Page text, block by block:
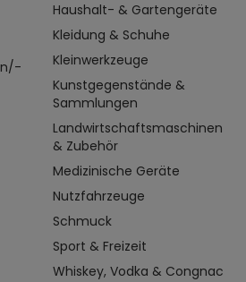
Haushalt- & Gartengeräte
Kleidung & Schuhe
Kleinwerkzeuge
Kunstgegenstände &
Sammlungen
Landwirtschaftsmaschinen
& Zubehör
Medizinische Geräte
Nutzfahrzeuge
Schmuck
Sport & Freizeit
Whiskey, Vodka & Congnac